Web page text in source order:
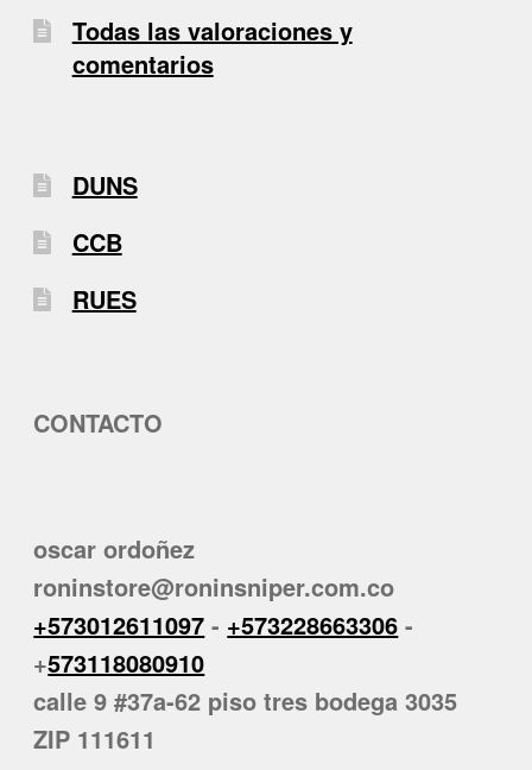
Todas las valoraciones y
comentarios
DUNS
CCB
RUES
CONTACTO
oscar ordoñez
roninstore@roninsniper.com.co
+573012611097 - +573228663306 -
+573118080910
calle 9 #37a-62 piso tres bodega 3035
ZIP 111611